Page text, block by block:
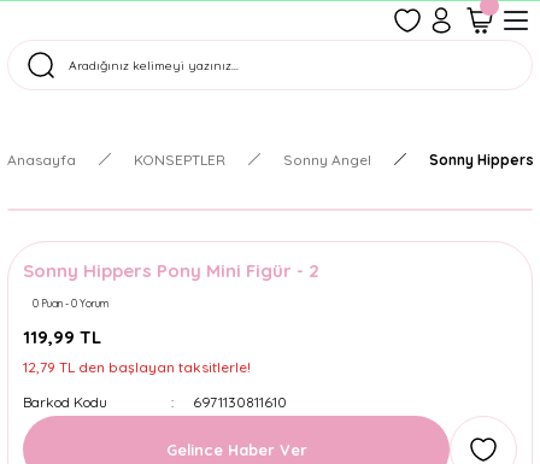
Tüm Siparişler Aynı Gün Kargoda!
Anasayfa KONSEPTLER Sonny Angel Sonny Hippers
Sonny Hippers Pony Mini Figür - 2
0 Puan - 0 Yorum
119,99 TL
12,79 TL den başlayan taksitlerle!
Barkod Kodu
6971130811610
Gelince Haber Ver